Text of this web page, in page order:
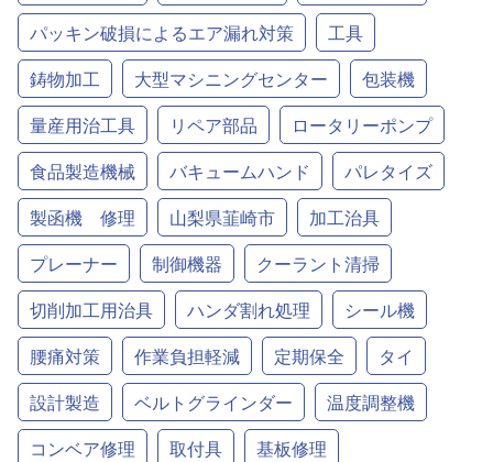
パッキン破損によるエア漏れ対策
工具
鋳物加工
大型マシニングセンター
包装機
量産用治工具
リペア部品
ロータリーポンプ
食品製造機械
バキュームハンド
パレタイズ
製函機 修理
山梨県韮崎市
加工治具
プレーナー
制御機器
クーラント清掃
切削加工用治具
ハンダ割れ処理
シール機
腰痛対策
作業負担軽減 定期保全
タイ
設計製造
ベルトグラインダー
温度調整機
コンベア修理
取付具
基板修理